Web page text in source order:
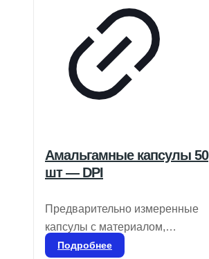
Амальгамные капсулы 50
шт — DPI
Предварительно измеренные
капсулы с материалом,
свободным от гамма-2 и ртути
Подробнее